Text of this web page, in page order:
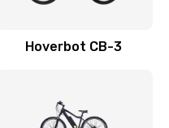
Hoverbot CB-3